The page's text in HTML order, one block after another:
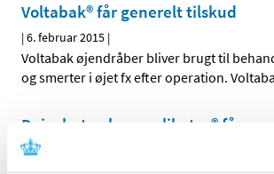
Voltabak® får generelt tilskud
|6. februar 2015 |
Voltabak øjendråber bliver brugt til
og smerter i øjet fx efter operation.
Daivobet gel m applikator® får
|28. januar 2015